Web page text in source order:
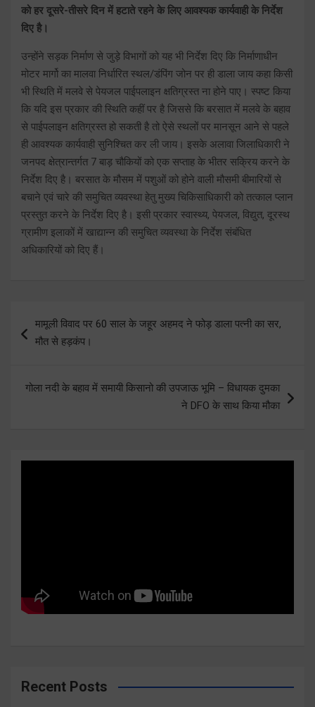
को हर दूसरे-तीसरे दिन में हटाते रहने के लिए आवश्यक कार्यवाही के निर्देश
दिए है।
उन्होंने सड़क निर्माण से जुड़े विभागों को यह भी निर्देश दिए कि निर्माणाधीन
मोटर मार्गो का मालवा निर्धारित स्थल/डंपिंग जोन पर ही डाला जाय कहा किसी
भी स्थिति में मलवे से पेयजल पाईपलाइन क्षतिग्रस्त ना होने पाए। स्पष्ट किया
कि यदि इस प्रकार की स्थिति कहीं पर है जिससे कि बरसात में मलवे के बहाव
से पाईपलाइन क्षतिग्रस्त हो सकती है तो ऐसे स्थलों पर मानसून आने से पहले
ही आवश्यक कार्यवाही सुनिश्चित कर ली जाय। इसके अलावा जिलाधिकारी ने
जनपद क्षेत्रान्तर्गत 7 बाड़ चौकियों को एक सप्ताह के भीतर सक्रिय करने के
निर्देश दिए है। बरसात के मौसम में पशुओं को होने वाली मौसमी बीमारियों से
बचाने एवं चारे की समुचित व्यवस्था हेतु मुख्य चिकिसाधिकारी को तत्काल प्लान
प्रस्तुत करने के निर्देश दिए है। इसी प्रकार स्वास्थ्य, पेयजल, विद्युत, दूरस्थ
ग्रामीण इलाकों में खाद्यान्न की समुचित व्यवस्था के निर्देश संबंधित
अधिकारियों को दिए हैं।
navigation
मामूली विवाद पर 60 साल के जहूर अहमद ने फोड़ डाला पत्नी का सर,
मौत से हड़कंप।
गोला नदी के बहाव में समायी किसानो की उपजाऊ भूमि – विधायक दुमका
ने DFO के साथ किया मौका
Recent Posts